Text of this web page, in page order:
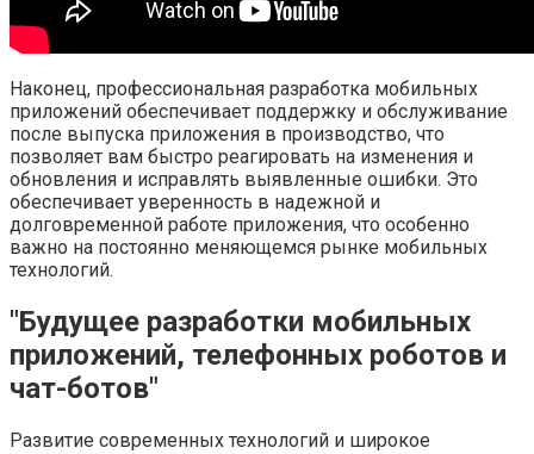
Наконец, профессиональная разработка мобильных
приложений обеспечивает поддержку и обслуживание
после выпуска приложения в производство, что
позволяет вам быстро реагировать на изменения и
обновления и исправлять выявленные ошибки. Это
обеспечивает уверенность в надежной и
долговременной работе приложения, что особенно
важно на постоянно меняющемся рынке мобильных
технологий.
"Будущее разработки мобильных
приложений, телефонных роботов и
чат-ботов"
Развитие современных технологий и широкое